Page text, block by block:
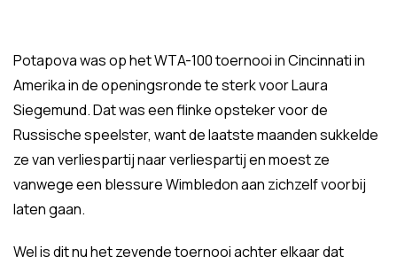
Potapova was op het WTA-100 toernooi in Cincinnati in
Amerika in de openingsronde te sterk voor Laura
Siegemund. Dat was een flinke opsteker voor de
Russische speelster, want de laatste maanden sukkelde
ze van verliespartij naar verliespartij en moest ze
vanwege een blessure Wimbledon aan zichzelf voorbij
laten gaan.
Wel is dit nu het zevende toernooi achter elkaar dat